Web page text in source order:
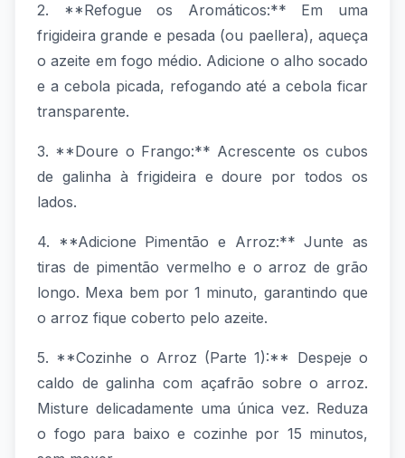
2. **Refogue os Aromáticos:** Em uma
frigideira grande e pesada (ou paellera), aqueça
o azeite em fogo médio. Adicione o alho socado
e a cebola picada, refogando até a cebola ficar
transparente.
3. **Doure o Frango:** Acrescente os cubos
de galinha à frigideira e doure por todos os
lados.
4. **Adicione Pimentão e Arroz:** Junte as
tiras de pimentão vermelho e o arroz de grão
longo. Mexa bem por 1 minuto, garantindo que
o arroz fique coberto pelo azeite.
5. **Cozinhe o Arroz (Parte 1):** Despeje o
caldo de galinha com açafrão sobre o arroz.
Misture delicadamente uma única vez. Reduza
o fogo para baixo e cozinhe por 15 minutos,